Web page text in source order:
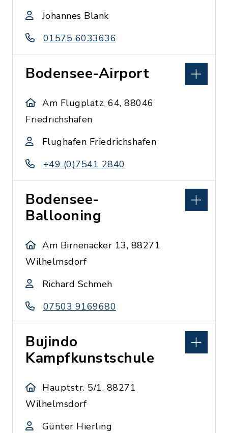
Johannes Blank
01575 6033636
Bodensee-Airport
Am Flugplatz, 64, 88046
Friedrichshafen
Flughafen Friedrichshafen
+49 (0)7541 2840
Bodensee-
Ballooning
Am Birnenacker 13, 88271
Wilhelmsdorf
Richard Schmeh
07503 9169680
Bujindo
Kampfkunstschule
Hauptstr. 5/1, 88271
Wilhelmsdorf
Günter Hierling